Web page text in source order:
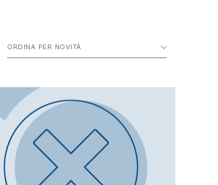
ORDINA PER NOVITÀ